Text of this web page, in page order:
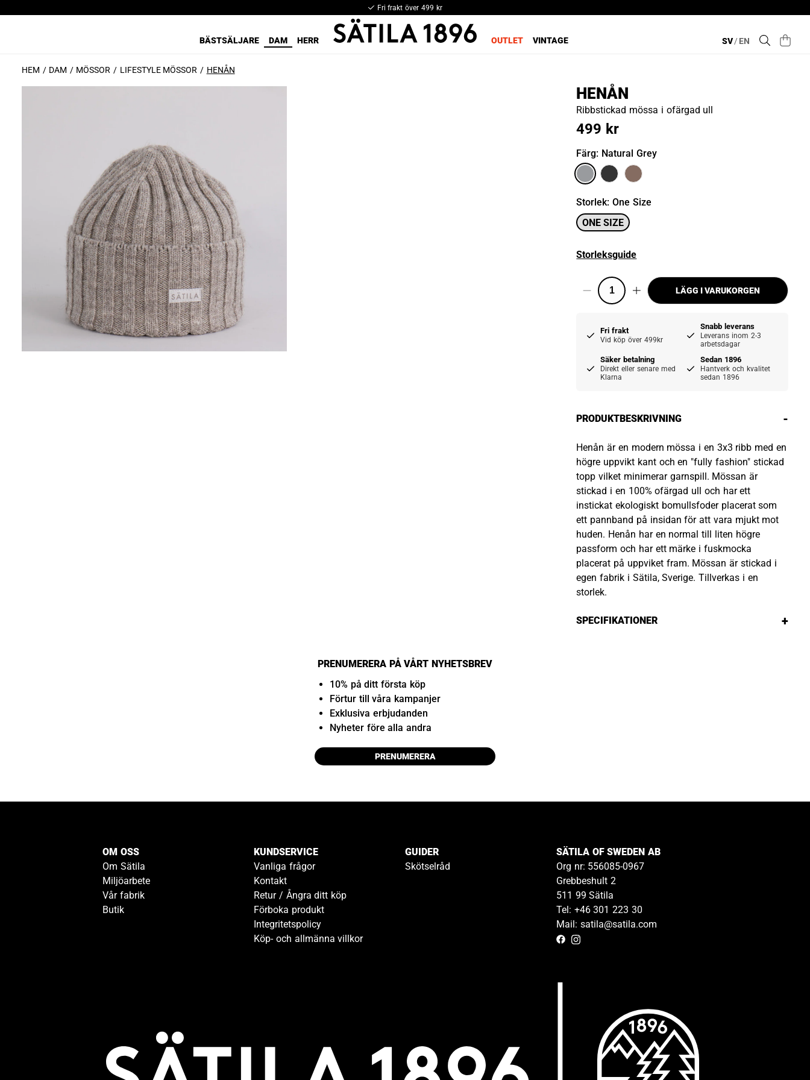
Fri frakt över 499 kr
BÄSTSÄLJARE DAM HERR OUTLET VINTAGE SV/EN
HEM DAM MÖSSOR LIFESTYLE MÖSSOR HENÅN
HENÅN
Ribbstickad mössa i ofärgad ull
499 kr
Färg: Natural Grey
Storlek:One Size
ONE SIZE
Storleksguide
LÄGG I VARUKORGEN
Fri frakt
Vid köp över 499kr
Snabb leverans
Leverans inom 2-3
arbetsdagar
Säker betalning
Direkt eller senare med
Klarna
Sedan 1896
Hantverk och kvalitet
sedan 1896
PRODUKTBESKRIVNING -
Henån är en modern mössa i en 3x3 ribb med en
högre uppvikt kant och en "fully fashion" stickad
topp vilket minimerar garnspill. Mössan är
stickad i en 100% ofärgad ull och har ett
instickat ekologiskt bomullsfoder placerat som
ett pannband på insidan för att vara mjukt mot
huden. Henån har en normal till liten högre
passform och har ett märke i fuskmocka
placerat på uppviket fram. Mössan är stickad i
egen fabrik i Sätila, Sverige. Tillverkas i en
storlek.
SPECIFIKATIONER +
PRENUMERERA PÅ VÅRT NYHETSBREV
10% på ditt första köp
Förtur till våra kampanjer
Exklusiva erbjudanden
Nyheter före alla andra
PRENUMERERA
OM OSS
Om Sätila
Miljöarbete
Vår fabrik
Butik
KUNDSERVICE
Vanliga frågor
Kontakt
Retur / Ångra ditt köp
Förboka produkt
Integritetspolicy
Köp- och allmänna villkor
GUIDER
Skötselråd
SÄTILA OF SWEDEN AB
Org nr: 556085-0967
Grebbeshult 2
511 99 Sätila
Tel: +46 301 223 30
Mail: satila@satila.com